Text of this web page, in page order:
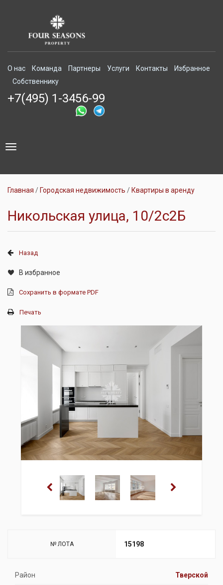
О нас Команда Партнеры Услуги Контакты
Избранное
Собственнику
+7(495) 1-3456-99
Toggle
Главная Городская недвижимость Квартиры в аренду
Никольская улица, 10/2с2Б
Назад
В избранное
Сохранить в формате PDF
Печать
№ ЛОТА 15198
Район Тверской